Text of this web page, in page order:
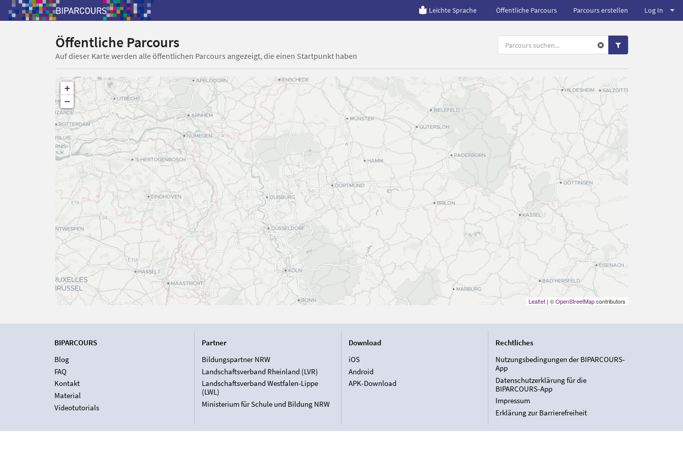
Leichte Sprache Öffentliche Parcours Parcours erstellen Log In
Öffentliche Parcours
Auf dieser Karte werden alle öffentlichen Parcours angezeigt, die einen Startpunkt haben
+
−
Leaflet| ©OpenStreetMapcontributors
BIPARCOURS
Blog
FAQ
Kontakt
Material
Videotutorials
Partner
Bildungspartner NRW
Landschaftsverband Rheinland (LVR)
Landschaftsverband Westfalen-Lippe
(LWL)
Ministerium für Schule und Bildung NRW
Download
iOS
Android
APK-Download
Rechtliches
Nutzungsbedingungen der BIPARCOURS-
App
Datenschutzerklärung für die
BIPARCOURS-App
Impressum
Erklärung zur Barrierefreiheit